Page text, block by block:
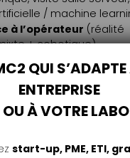
/ machine
à l’opérateur (réalité
+ cobotique)
intelligents, IoT,
l’industrie et la
QUI
ENTREPRISE
À VOTRE LABO
start-up, PME, ETI,